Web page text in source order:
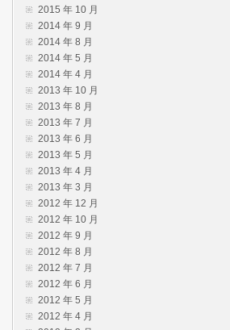
2015 年 10 月
2014 年 9 月
2014 年 8 月
2014 年 5 月
2014 年 4 月
2013 年 10 月
2013 年 8 月
2013 年 7 月
2013 年 6 月
2013 年 5 月
2013 年 4 月
2013 年 3 月
2012 年 12 月
2012 年 10 月
2012 年 9 月
2012 年 8 月
2012 年 7 月
2012 年 6 月
2012 年 5 月
2012 年 4 月